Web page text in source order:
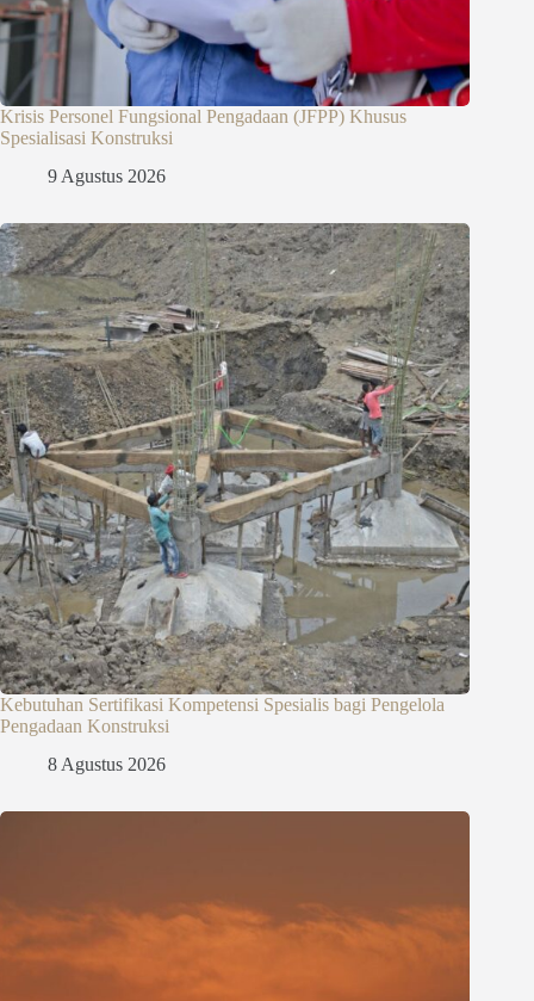
Krisis Personel Fungsional Pengadaan (JFPP) Khusus
Spesialisasi Konstruksi
9 Agustus 2026
Kebutuhan Sertifikasi Kompetensi Spesialis bagi Pengelola
Pengadaan Konstruksi
8 Agustus 2026